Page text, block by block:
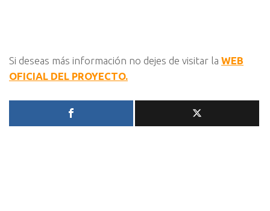
Si deseas más información no dejes de visitar la WEB
OFICIAL DEL PROYECTO.